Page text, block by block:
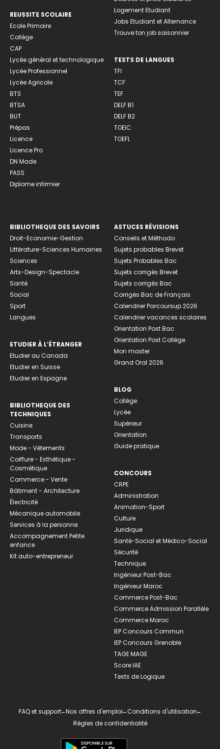
REUSSITE SCOLAIRE
Ecole Primaire
Collège
CAP
Lycée général et technologique
Lycée Professionnel
Lycée Agricole
BTS
BTSA
BUT
Prépas
Licence
Licence Pro
DN Made
PASS
Diplome infirmier
Logement Etudiant
Jobs Etudiant et Alternance
Trouve ton job saisonnier
TESTS DE LANGUES
TFI
TCF
TEF
DELF B1
DELF B2
TOEIC
TOEFL
BIBLIOTHEQUE DES SAVOIRS
Droit-Economie-Gestion
Littérature-Sciences Humaines
Sciences
Arts-Design-Spectacle
Santé
Social
Sport
Langues
ETUDIER À L’ÉTRANGER
Etudier au Canada
Etudier en Suisse
Etudier en Espagne
BIBLIOTHEQUE DES
TECHNIQUES
Cuisine
Transports
Mode - Vêtements
Coiffure - Esthétique -
Cosmétique
Commerce - Vente
Bâtiment - Architecture
Électricité
Mécanique automobile
Services à la personne
Accompagnement Petite
enfance
Kit auto-entrepreneur
ASTUCES RÉVISIONS
Conseils et Méthodo
Sujets probables Brevet
Sujets Probables Bac
Sujets corrigés Brevet
Sujets corrigés Bac
Corrigés Bac de Français
Calendrier Parcoursup 2026
Calendrier vacances scolaires
Orientation Post Bac
Orientation Post Collège
Mon master
Grand Oral 2026
BLOG
Collège
Lycée
Supérieur
Orientation
Guide pratique
CONCOURS
CRPE
Administration
Animation-Sport
Culture
Juridique
Santé-Social et Médico-Social
Sécurité
Technique
Ingénieur Post-Bac
Ingénieur Maroc
Commerce Post-Bac
Commerce Admission Parallèle
Commerce Maroc
IEP Concours Commun
IEP Concours Grenoble
TAGE MAGE
Score IAE
Tests de Logique
FAQ et support-Nos offres d'emploi-Conditions d'utilisation-
Règles de confidentialité